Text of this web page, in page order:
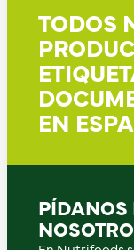
TODOS
EN
PÍDANOS